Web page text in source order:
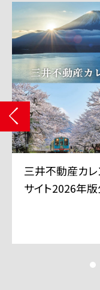
三井不動産
「スーパープレ